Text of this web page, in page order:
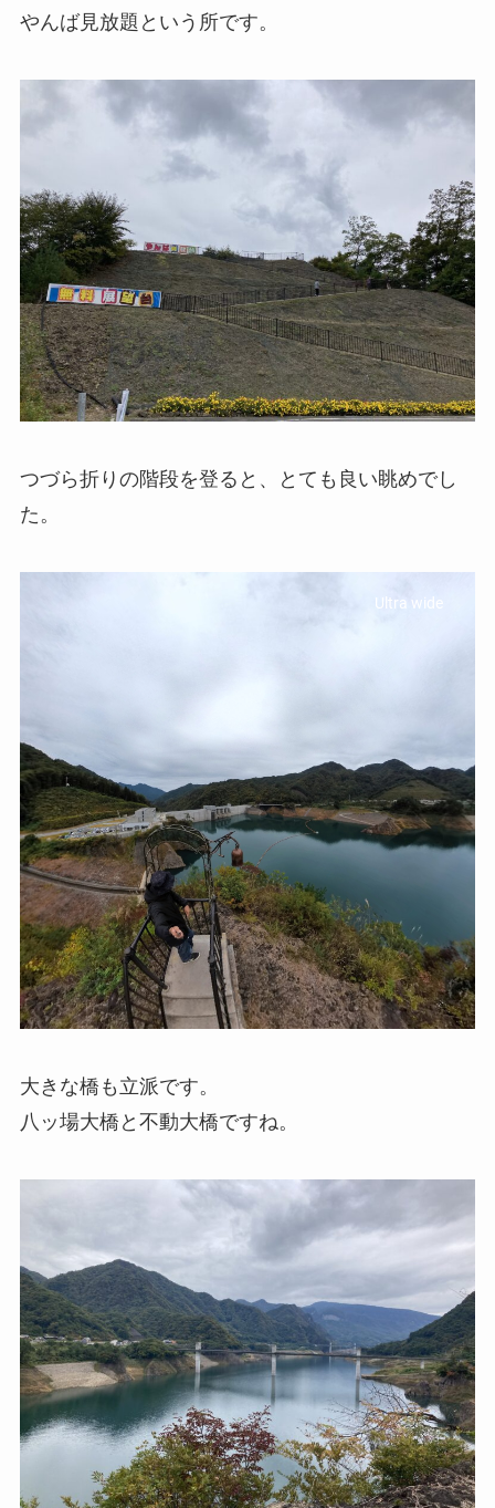
やんば見放題という所です。
つづら折りの階段を登ると、とても良い眺めでし
た。
大きな橋も立派です。
八ッ場大橋と不動大橋ですね。